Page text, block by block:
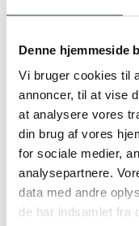
Denne hjemmeside
Vi bruger cookies til
annoncer, til at vise
at analysere vores
din brug af vores
for sociale medier,
analysepartnere.
data med andre
de har indsamlet fra
Stort
Vi